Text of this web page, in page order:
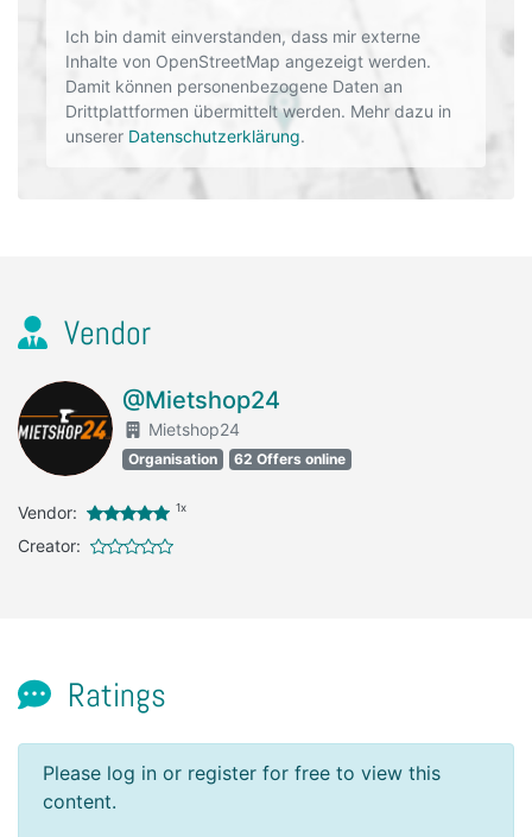
Ich bin damit einverstanden, dass mir externe
Inhalte von OpenStreetMap angezeigt werden.
Damit können personenbezogene Daten an
Drittplattformen übermittelt werden. Mehr dazu in
unserer Datenschutzerklärung.
Vendor
@Mietshop24
Mietshop24
Organisation 62 Offers online
Vendor: 1x
Creator:
Ratings
Please log in or register for free to view this
content.